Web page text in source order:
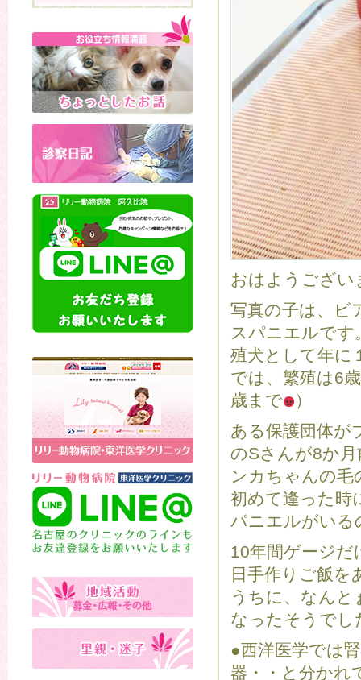
おはようござい
写真の子は、ビ
スパニエルです
殖犬として年に
では、繁殖は6
歳まで
）
ある保護団体が
のSさんが8か
ンカちゃんの毛
初めて逢った時
パニエルがいる
10年間ゲージ
日手作りご飯を
うちに、なんと
なったそうでし
●西洋医学では
器・・と分かれ